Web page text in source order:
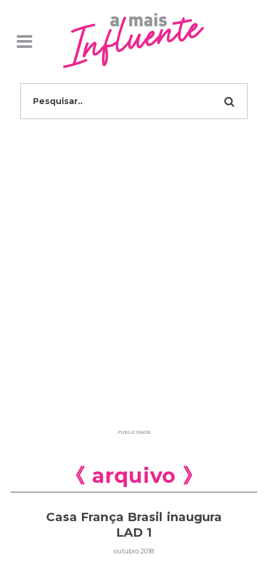
PUBLICIDADE
《 arquivo 》
Casa França Brasil inaugura
LAD 1
outubro 2018